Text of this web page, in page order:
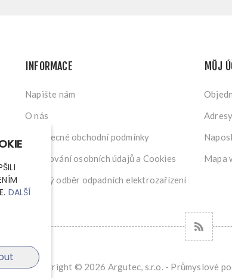
INFORMACE
Napište nám
O nás
Všeobecné obchodní podmínky
Zpracování osobních údajů a Cookies
Zpětný odběr odpadních elektrozařízení
MŮJ
Adresy
Mapa
Copyright © 2026 Argutec, s.r.o. - Průmyslové
DALŠÍ